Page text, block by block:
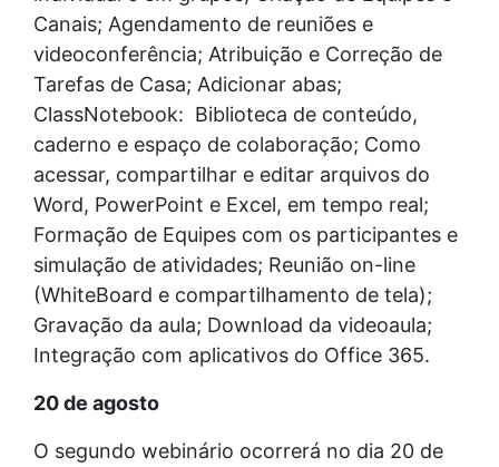
Canais; Agendamento de reuniões e
videoconferência; Atribuição e Correção de
Tarefas de Casa; Adicionar abas;
ClassNotebook: Biblioteca de conteúdo,
caderno e espaço de colaboração; Como
acessar, compartilhar e editar arquivos do
Word, PowerPoint e Excel, em tempo real;
Formação de Equipes com os participantes e
simulação de atividades; Reunião on-line
(WhiteBoard e compartilhamento de tela);
Gravação da aula; Download da videoaula;
Integração com aplicativos do Office 365.
20 de agosto
O segundo webinário ocorrerá no dia 20 de